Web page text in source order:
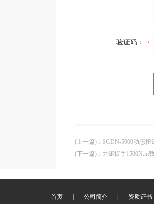
验证码：
(上一篇) ： SGDN-5000动态
(下一篇) ： 力矩扳手1500N.m
首页 公司简介 资质证书